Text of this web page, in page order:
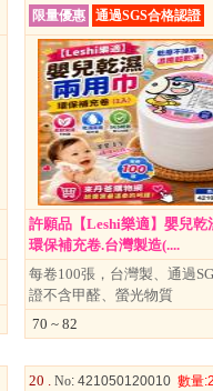
限量優惠
通過SGS合格認證
許願品【Leshi樂適】嬰兒乾
環保補充卷.台灣製造(....
每卷100張，台灣製、通過
證不含甲醛、螢光物質
70 ~ 82
20 . No: 421050120010 數量